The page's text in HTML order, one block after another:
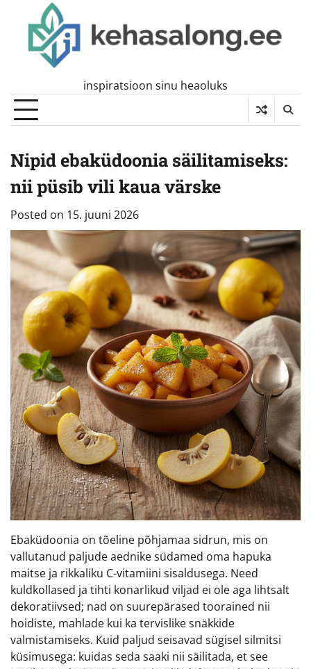
content
inspiratsioon sinu heaoluks
Nipid ebaküdoonia säilitamiseks:
nii püsib vili kaua värske
Posted on 15. juuni 2026
Ebaküdoonia on tõeline põhjamaa sidrun, mis on
vallutanud paljude aednike südamed oma hapuka
maitse ja rikkaliku C-vitamiini sisaldusega. Need
kuldkollased ja tihti konarlikud viljad ei ole aga lihtsalt
dekoratiivsed; nad on suurepärased toorained nii
hoidiste, mahlade kui ka tervislike snäkkide
valmistamiseks. Kuid paljud seisavad sügisel silmitsi
küsimusega: kuidas seda saaki nii säilitada, et see